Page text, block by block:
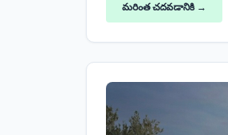
మరింత చదవడానికి →